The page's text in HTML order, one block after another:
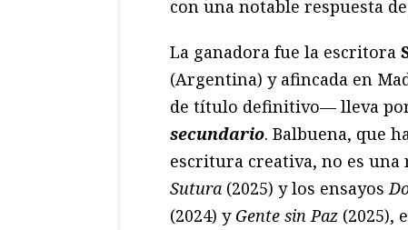
con una notable respuesta
La ganadora fue la escritora
(Argentina) y afincada en
de título definitivo— lleva
secundario. Balbuena, que
escritura creativa, no es
Sutura (2025) y los ensayos
(2024) y Gente sin Paz (2025),